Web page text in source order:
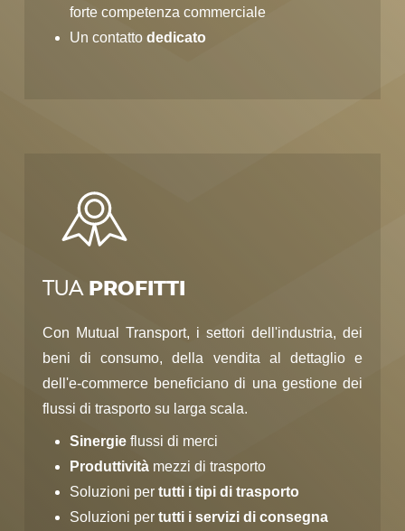
forte competenza commerciale
Un contatto dedicato
TUA PROFITTI
Con Mutual Transport, i settori dell'industria, dei
beni di consumo, della vendita al dettaglio e
dell'e-commerce beneficiano di una gestione dei
flussi di trasporto su larga scala.
Sinergieflussi di merci
Produttivitàmezzi di trasporto
Soluzioni per tutti i tipi di trasporto
Soluzioni per tutti i servizi di consegna